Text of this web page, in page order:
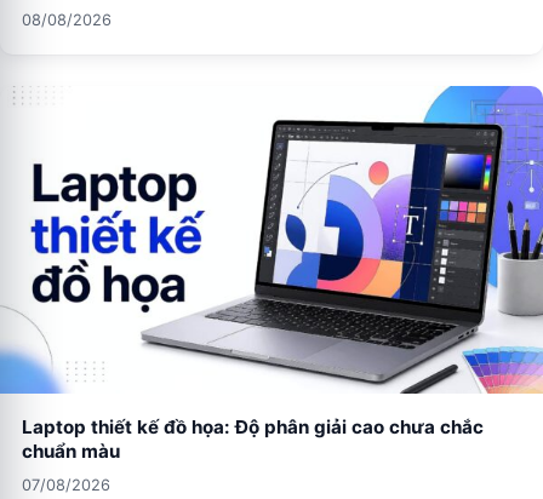
08/08/2026
Laptop thiết kế đồ họa: Độ phân giải cao chưa chắc
chuẩn màu
07/08/2026